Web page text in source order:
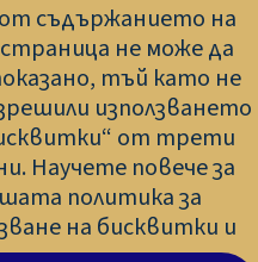
съдържанието на
не може да
тъй като не
използването
от трети
Научете повече за
политика за
на бисквитки и